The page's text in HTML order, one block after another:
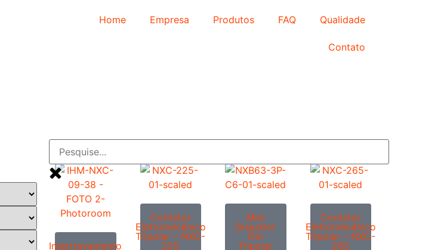
Home Empresa Produtos FAQ Qualidade
Contato
Intertravamento
Contator
Eletromecânico
Tripolar – NXC-
225
Mini
Disjuntor
Din
Tripolar
Contator
Eletromecânico
Tripolar – NXC-
265